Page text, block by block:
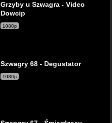
Grzyby u Szwagra - Video
Dowcip
1080p
Szwagry 68 - Degustator
1080p